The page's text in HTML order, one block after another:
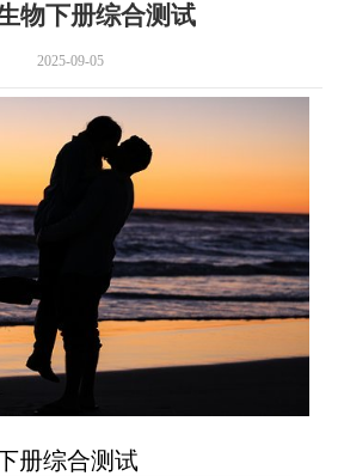
物下册综合测试
2025-09-05
册综合测试